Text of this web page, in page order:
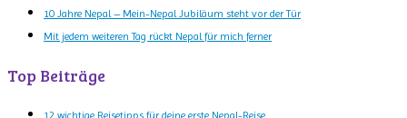
10 Jahre Nepal – Mein-Nepal Jubiläum steht vor der Tür
Mit jedem weiteren Tag rückt Nepal für mich ferner
Top Beiträge
12 wichtige Reisetipps für deine erste Nepal-Reise